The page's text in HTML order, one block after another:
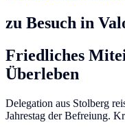
zu Besuch in
Friedliches
Überleben
Delegation aus Stolberg
Jahrestag der Befreiung.